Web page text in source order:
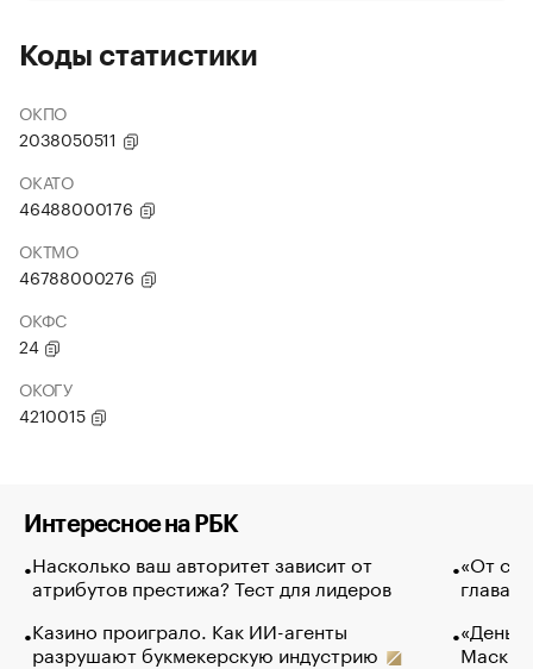
Коды статистики
ОКПО
2038050511
ОКАТО
46488000176
ОКТМО
46788000276
ОКФС
24
ОКОГУ
4210015
Интересное на РБК
Насколько ваш авторитет зависит от
атрибутов престижа? Тест для лидеров
Казино проиграло. Как ИИ-агенты
разрушают букмекерскую индустрию
«От
глава
Маск в